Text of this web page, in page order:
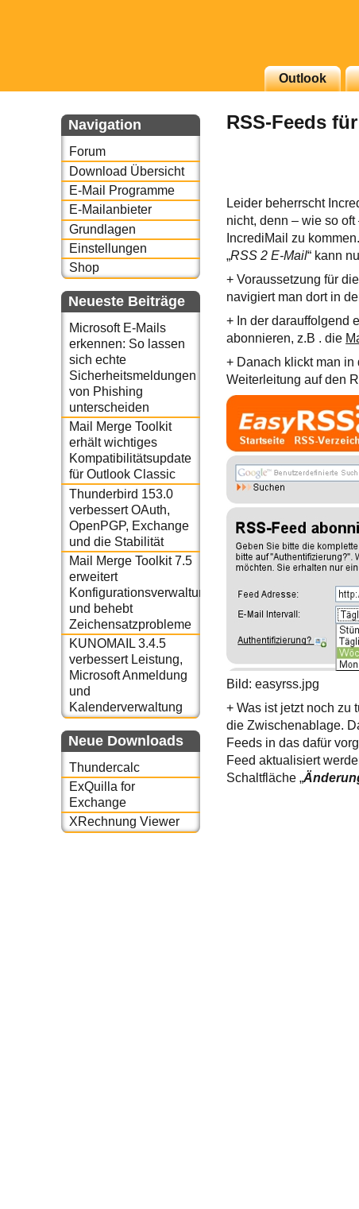
Outlook
Navigation
Forum
Download Übersicht
E-Mail Programme
E-Mailanbieter
Grundlagen
Einstellungen
Shop
Neueste Beiträge
Microsoft E-Mails
erkennen: So lassen
sich echte
Sicherheitsmeldungen
von Phishing
unterscheiden
Mail Merge Toolkit
erhält wichtiges
Kompatibilitätsupdate
für Outlook Classic
Thunderbird 153.0
verbessert OAuth,
OpenPGP, Exchange
und die Stabilität
Mail Merge Toolkit 7.5
erweitert
Konfigurationsverwaltung
und behebt
Zeichensatzprobleme
KUNOMAIL 3.4.5
verbessert Leistung,
Microsoft Anmeldung
und
Kalenderverwaltung
Neue Downloads
Thundercalc
ExQuilla for
Exchange
XRechnung Viewer
RSS-Feeds
Leider beherrscht
nicht, denn – wie so
IncrediMail zu
„RSS 2 E-Mail“ kann
+ Voraussetzung für
navigiert man dort in
+ In der darauffolgend
abonnieren, z.B . die
+ Danach klickt man
Weiterleitung auf den
Bild: easyrss.jpg
+ Was ist jetzt noch zu
die Zwischenablage.
Feeds in das dafür
Feed aktualisiert
Schaltfläche „
oder auch